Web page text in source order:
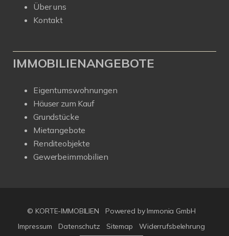
Über uns
Kontakt
IMMOBILIENANGEBOTE
Eigentumswohnungen
Häuser zum Kauf
Grundstücke
Mietangebote
Renditeobjekte
Gewerbeimmobilien
© KORTE-IMMOBILIEN
Powered by Immonia GmbH
Impressum
Datenschutz Sitemap Widerrufsbelehrung